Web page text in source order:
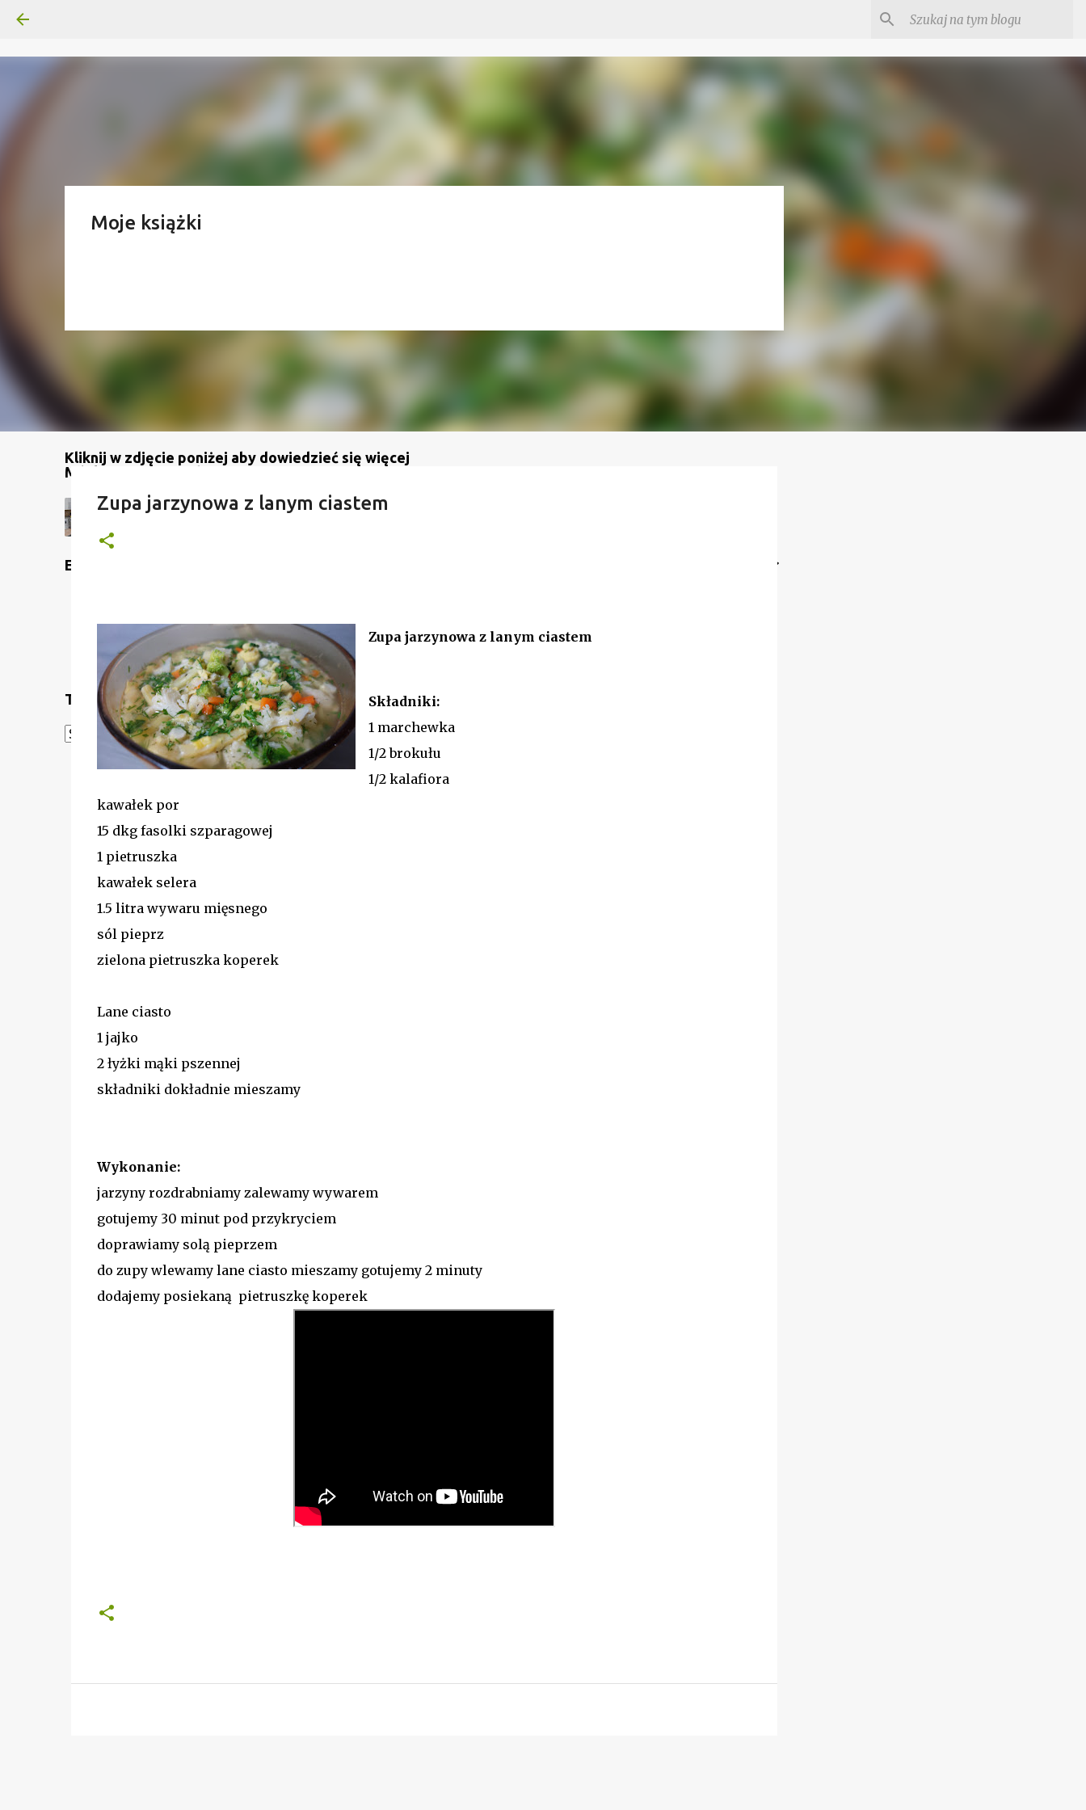
Kliknij w zdjęcie poniżej aby dowiedzieć się więcej
Moje książki
Mój kanał na YouTube
Etykiety
Translate
Powered by Translate
Zupa jarzynowa z lanym ciastem
Zupa jarzynowa z lanym ciastem
Składniki:
1 marchewka
1/2 brokułu
1/2 kalafiora
kawałek por
15 dkg fasolki szparagowej
1 pietruszka
kawałek selera
1.5 litra wywaru mięsnego
sól pieprz
zielona pietruszka koperek
Lane ciasto
1 jajko
2 łyżki mąki pszennej
składniki dokładnie mieszamy
Wykonanie:
jarzyny rozdrabniamy zalewamy wywarem
gotujemy 30 minut pod przykryciem
doprawiamy solą pieprzem
do zupy wlewamy lane ciasto mieszamy gotujemy 2 minuty
dodajemy posiekaną pietruszkę koperek